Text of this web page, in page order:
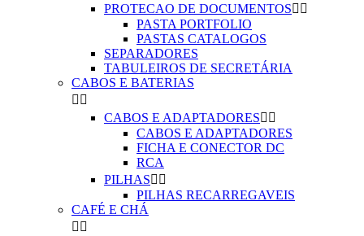
PROTECAO DE DOCUMENTOS 
PASTA PORTFOLIO
PASTAS CATALOGOS
SEPARADORES
TABULEIROS DE SECRETÁRIA
CABOS E BATERIAS
 
CABOS E ADAPTADORES 
CABOS E ADAPTADORES
FICHA E CONECTOR DC
RCA
PILHAS 
PILHAS RECARREGAVEIS
CAFÉ E CHÁ
 